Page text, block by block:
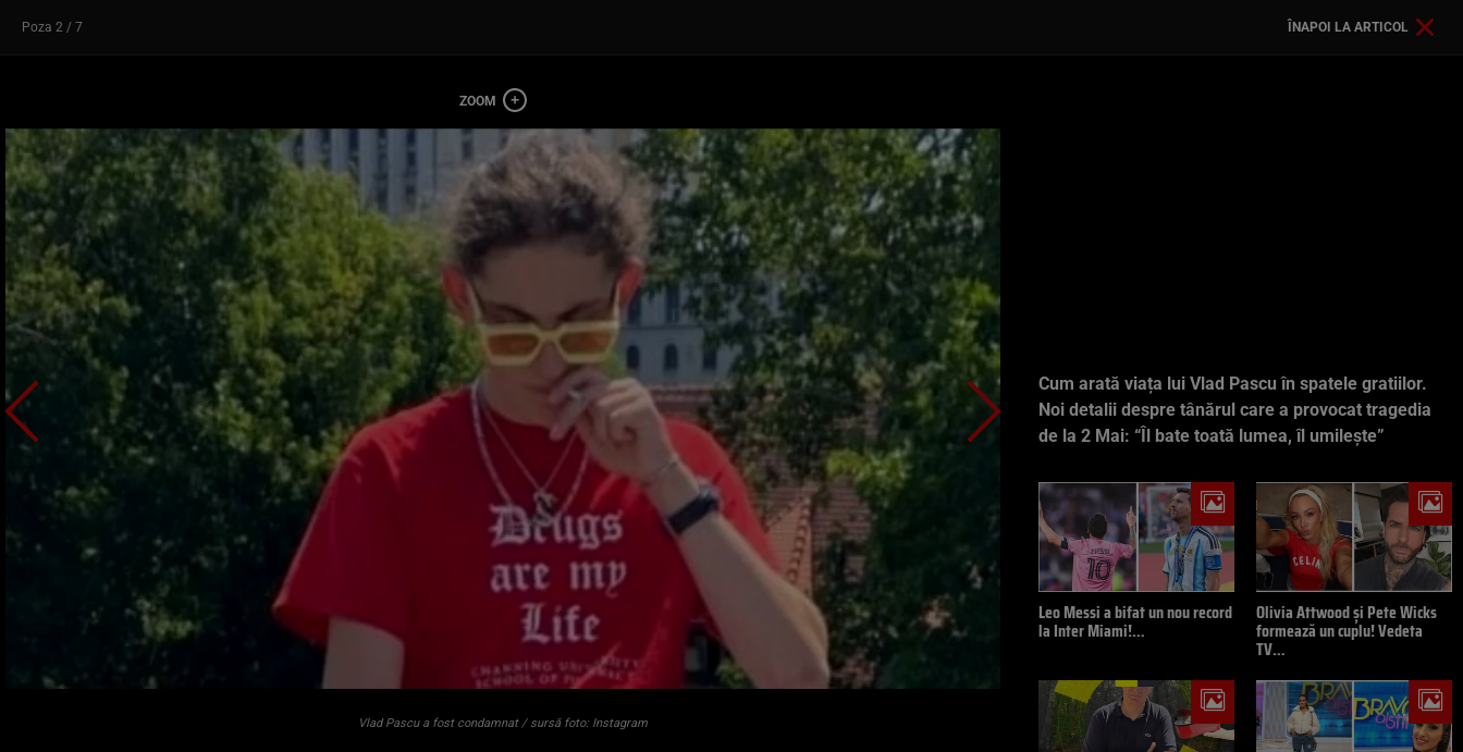
Poza 2 / 7 ÎNAPOI LA ARTICOL
Vlad Pascu a fost condamnat / sursă foto: Instagram
Cum arată viața lui Vlad Pascu în spatele gratiilor.
Noi detalii despre tânărul care a provocat tragedia
de la 2 Mai: “Îl bate toată lumea, îl umilește”
Leo Messi a bifat un nou record
la Inter Miami!…
Olivia Attwood și Pete Wicks
formează un cuplu! Vedeta
TV…